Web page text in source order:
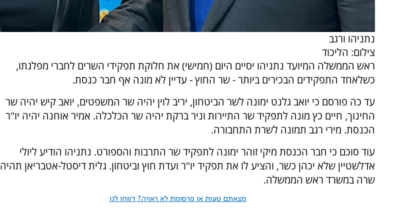
נתניהו ורגב
צילום: הליכוד
ראש הממשלה המיועד נתניהו יסיים היום (חמישי) את חלוקת תפקידי השרים לחברי מפלגתו,
כשלאחד התפקידים הבכירים ביותר - שר החוץ - עדיין לא מונה אף חבר כנסת.
עד כה פורסם כי יואב גלנט ימונה לשר הביטחון, יריב לוין יהיה שר המשפטים, יואב קיש יהיה שר
החינוך, חיים כץ מונה לתפקיד שר התיירות וניר ברקת יהיה שר הכלכלה. אמיר אוחנה יהיה יו"ר
הכנסת. מירי רגב תמונה לשרת התחבורה.
עוד סוכם כי חבר הכנסת מיקי זוהר ימונה לתפקיד שר התרבות והספורט. נתניהו הודיע ליולי
אדלשטיין שלא יכהן כשר, והציע לו את תפקיד יו"ר ועדת חוץ וביטחון. גלית דיסטל-אטבריאן תהיה
שרה במשרד ראש הממשלה.
מצאתם טעות או פרסומת לא ראויה? דווחו לנו